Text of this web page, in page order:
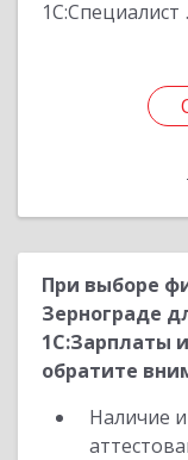
1С:Специалист
При выборе
Зернограде
1С:Зарплаты
обратите
Наличие